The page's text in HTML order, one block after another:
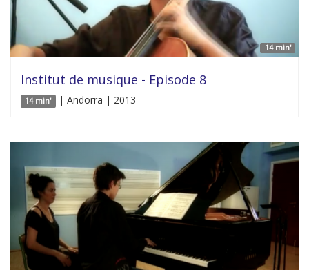
14 min'
Institut de musique - Episode 8
14 min' | Andorra | 2013